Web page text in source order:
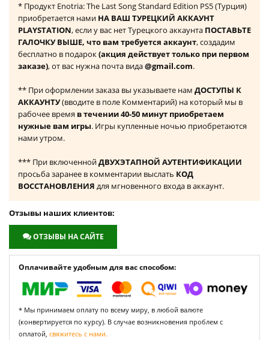
* Продукт Enotria: The Last Song Standard Edition PS5 (Турция)
приобретается нами НА ВАШ ТУРЕЦКИЙ АККАУНТ
PLAYSTATION, если у вас нет Турецкого аккаунта ПОСТАВЬТЕ
ГАЛОЧКУ ВЫШЕ, что вам требуется аккаунт, создадим
бесплатно в подарок(акция действует только при первом
заказе), от вас нужна почта вида@gmail.com.
** При оформлении заказа вы указываете нам ДОСТУПЫ К
АККАУНТУ(вводите в поле Комментарий) на который мы в
рабочее время в течении 40-50 минут приобретаем
нужные вам игры. Игры купленные ночью приобретаются
нами утром.
*** При включеннойДВУХЭТАПНОЙ АУТЕНТИФИКАЦИИ
просьба заранее в комментарии выслать КОД
ВОССТАНОВЛЕНИЯ для мгновенного входа в аккаунт.
Отзывы наших клиентов:
ОТЗЫВЫ НА САЙТЕ
Оплачивайте удобным для вас способом:
* Мы принимаем оплату по всему миру, в любой валюте
(конвертируется по курсу). В случае возникновения проблем с
оплатой, свяжитесь с нами.